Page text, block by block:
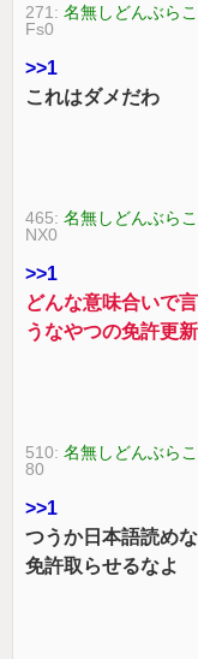
271:名無しどんぶらこ
Fs0
>>1
これはダメだわ
465:名無しどんぶらこ
NX0
>>1
どんな意味合いで
うなやつの免許更
510:名無しどんぶらこ
80
>>1
つうか日本語読め
免許取らせるなよ